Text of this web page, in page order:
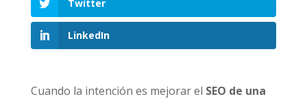
Twitter
LinkedIn
Cuando la intención es mejorar el SEO de una